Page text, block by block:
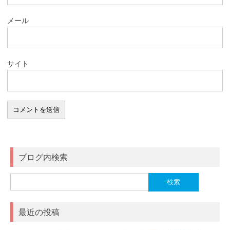
メール
サイト
ブログ内検索
索:
最近の投稿